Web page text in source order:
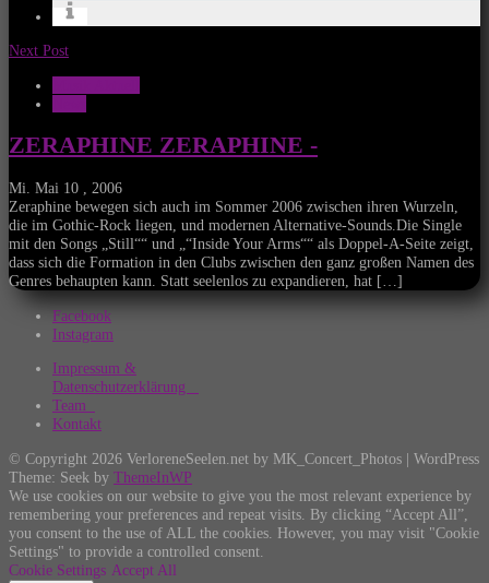
Next Post
ZERAPHINE ZERAPHINE -
Mi. Mai 10 , 2006
Zeraphine bewegen sich auch im Sommer 2006 zwischen ihren Wurzeln,
die im Gothic-Rock liegen, und modernen Alternative-Sounds.Die Single
mit den Songs „Still““ und „“Inside Your Arms““ als Doppel-A-Seite zeigt,
dass sich die Formation in den Clubs zwischen den ganz großen Namen des
Genres behaupten kann. Statt seelenlos zu expandieren, hat […]
Facebook
Instagram
Impressum &
Datenschutzerklärung
Team
Kontakt
© Copyright 2026 VerloreneSeelen.net by MK_Concert_Photos | WordPress
Theme: Seek by ThemeInWP
We use cookies on our website to give you the most relevant experience by
remembering your preferences and repeat visits. By clicking “Accept All”,
you consent to the use of ALL the cookies. However, you may visit "Cookie
Settings" to provide a controlled consent.
Cookie Settings Accept All